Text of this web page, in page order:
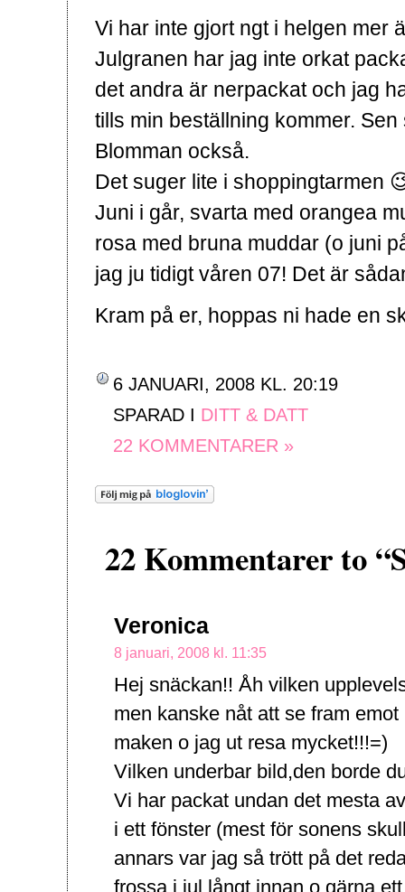
Vi har inte gjort ngt i helgen mer
Julgranen har jag inte orkat
det andra är nerpackat och jag
tills min beställning kommer.
Blomman också.
Det suger lite i shoppingtarmen
Juni i går, svarta med orangea
rosa med bruna muddar (o juni
jag ju tidigt våren 07! Det är
Kram på er, hoppas ni hade en
6 JANUARI, 2008 KL. 20:19
SPARAD I DITT & DATT
22 KOMMENTARER »
22 Kommentarer to
Veronica
8 januari, 2008 kl. 11:35
Hej snäckan!! Åh vilken
men kanske nåt att se fram
maken o jag ut resa mycket!!!=)
Vilken underbar bild,den borde
Vi har packat undan det mesta
i ett fönster (mest för sonens
annars var jag så trött på det
frossa i jul långt innan o gärna